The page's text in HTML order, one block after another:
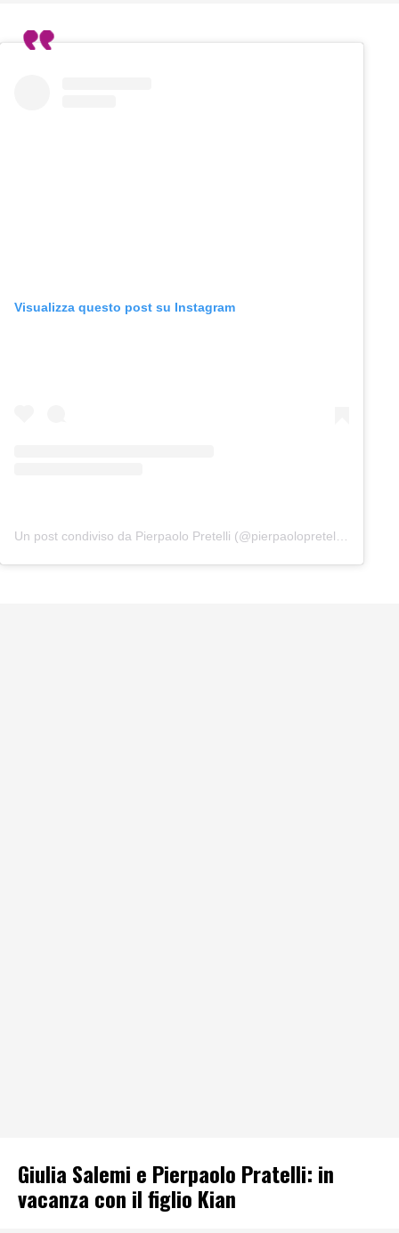
Visualizza questo post su Instagram
Giulia Salemi e Pierpaolo Pratelli: in
vacanza con il figlio Kian